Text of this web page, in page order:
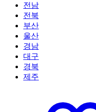
전남
전북
부산
울산
경남
대구
경북
제주